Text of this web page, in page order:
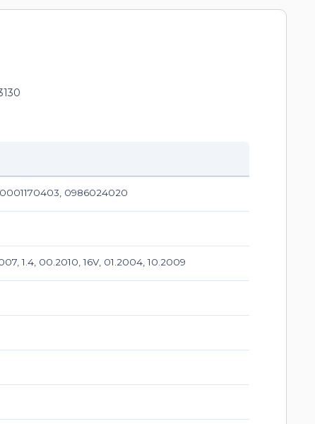
0001170403, 0986024020
1.4, 00.2010, 16V, 01.2004, 10.2009